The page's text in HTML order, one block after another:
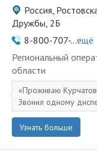
Россия,
Дружбы, 2Б
8-800-707-...ещё
Региональный
области
Проживаю
Звонил одному
Узнать больше